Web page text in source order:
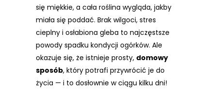
się miękkie, a cała roślina wygląda, jakby
miała się poddać. Brak wilgoci, stres
cieplny i osłabiona gleba to najczęstsze
powody spadku kondycji ogórków. Ale
okazuje się, że istnieje prosty, domowy
sposób, który potrafi przywrócić je do
życia — i to dosłownie w ciągu kilku dni!